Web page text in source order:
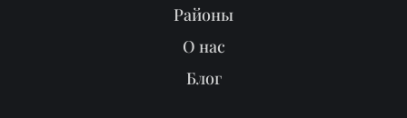
Районы
О нас
Блог